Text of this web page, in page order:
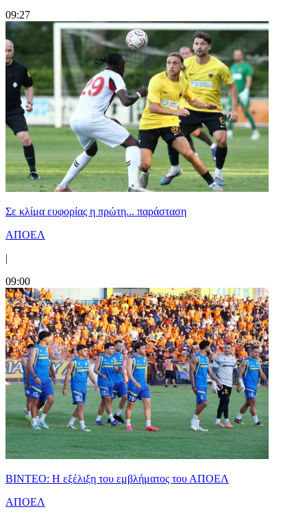
09:27
Σε κλίμα ευφορίας η πρώτη... παράσταση
ΑΠΟΕΛ
|
09:00
ΒΙΝΤΕΟ: Η εξέλιξη του εμβλήματος του ΑΠΟΕΛ
ΑΠΟΕΛ